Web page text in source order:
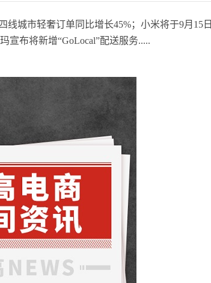
城市轻奢订单同比增长45%；小米将于9月15日
宣布将新增“GoLocal”配送服务.....